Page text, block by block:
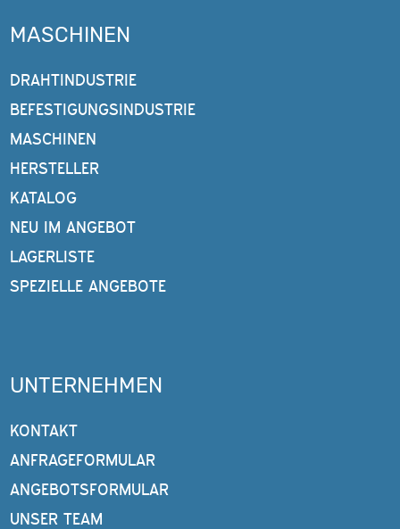
MASCHINEN
DRAHTINDUSTRIE
BEFESTIGUNGSINDUSTRIE
MASCHINEN
HERSTELLER
KATALOG
NEU IM ANGEBOT
LAGERLISTE
SPEZIELLE ANGEBOTE
UNTERNEHMEN
KONTAKT
ANFRAGEFORMULAR
ANGEBOTSFORMULAR
UNSER TEAM